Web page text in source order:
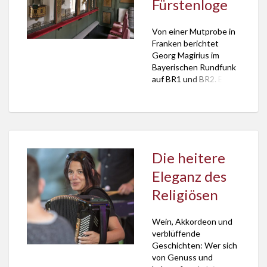
hören. Bröckeliger
pilgernd unterwegs, um
Leichtigkeit zu finden.
Im Alltag […]
Fürstenloge
Von einer Mutprobe in
Franken berichtet
Georg Magirius im
Bayerischen Rundfunk
auf BR1 und BR2. Er
Kirche von
vollständige Text ist
hier. Den Beitrag hören.
Ohne Markierung
unterwegs Ich bin
neuen Mut zu finden.
Nicht auf […]
Die heitere
Eleganz des
Religiösen
Wein, Akkordeon und
verblüffende
Geschichten: Wer sich
von Genuss und